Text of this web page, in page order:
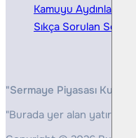
Kamuyu Aydınlatma
Sıkça Sorulan Sorular
"Sermaye Piyasası
"Burada yer alan yatırım